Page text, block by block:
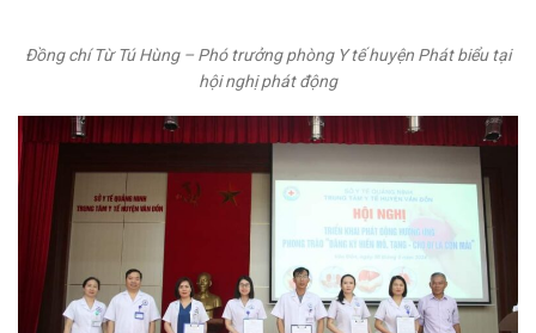
Đồng chí Từ Tú Hùng – Phó trưởng phòng Y tế huyện Phát biểu tại
hội nghị phát động